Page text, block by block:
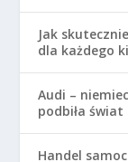
Jak
dla każdego
Audi –
podbiła świat
Handel